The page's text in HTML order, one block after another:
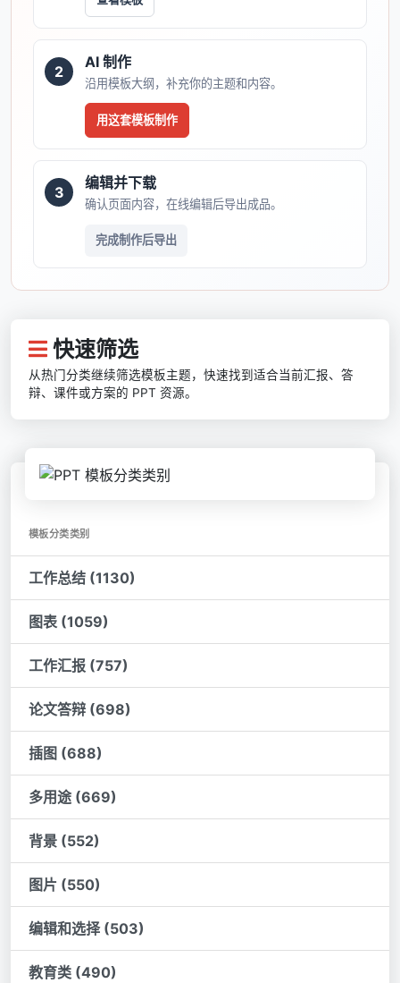
2
AI 制作
沿用模板大纲，补充你的主题和内容。
用这套模板制作
3
编辑并下载
确认页面内容，在线编辑后导出成品。
完成制作后导出
快速筛选
从热门分类继续筛选模板主题，快速找到适合当前汇报、答
辩、课件或方案的 PPT 资源。
模板分类类别
工作总结 (1130)
图表 (1059)
工作汇报 (757)
论文答辩 (698)
插图 (688)
多用途 (669)
背景 (552)
图片 (550)
编辑和选择 (503)
教育类 (490)